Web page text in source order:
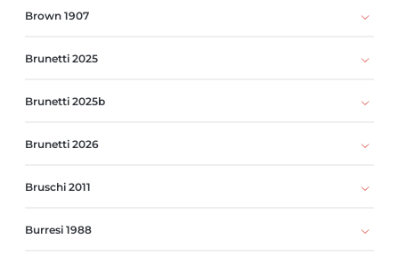
Brown 1907
Brunetti 2025
Brunetti 2025b
Brunetti 2026
Bruschi 2011
Burresi 1988